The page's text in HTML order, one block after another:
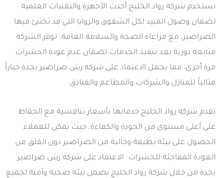
تستخدم شركة رواد الخليج أحدث الأجهزة والتقنيات العلمية
لضمان وصول المبيد لكل الشقوق والزوايا التي قد تختبئ فيها
الصراصير، مع مراعاة الصحة والسلامة العامة. توفر الشركة
متابعة دورية بعد تنفيذ الخدمات لضمان عدم عودة الحشرات
مرة أخرى، مما يجعل الاعتماد على شركه رش صراصير بجدة خياراً
مثالياً للمنازل والشركات والمطاعم والفنادق.
تقدم شركة رواد الخليج خدماتها بأسعار تنافسية مع الحفاظ
على أعلى مستوى من الجودة والكفاءة، حيث يمكن للعملاء
الحصول على بيئة نظيفة وخالية من الصراصير دون القلق من
العودة المفاجئة للحشرات. الاعتماد على شركه رش صراصير
بجدة من خلال شركة رواد الخليج يضمن بيئة صحية وآمنة لجميع